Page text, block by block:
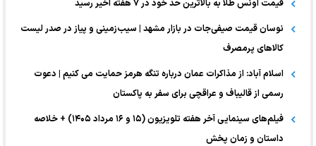
قیمت اونس طلا به بالاترین حد خود در ۷ هفته اخیر رسید
نوسان قیمت صیفی‌جات در بازار مشهد | سیب‌زمینی و پیاز در صدر لیست
کالا‌های پرمصرف
اسلام آباد: از مذاکرات عمان درباره تنگه هرمز حمایت می کنیم | دعوت
رسمی از قالیباف و عراقچی برای سفر به پاکستان
فیلم‌های سینمایی آخر هفته تلویزیون (۱۵ و ۱۶ مرداد ۱۴۰۵) + خلاصه
داستان و زمان پخش